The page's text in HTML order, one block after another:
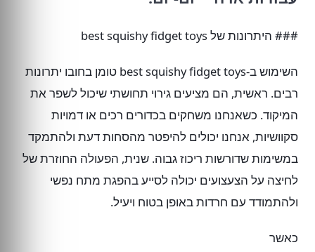
### היתרונות של best squishy fidget toys
השימוש ב-best squishy fidget toys טומן בחובו יתרונות
רבים. ראשית, הם מציעים גירוי תחושתי שיכול לשפר את
המיקוד. כשאנחנו משחקים בכדורים רכים או דמויות
סקוושיות, אנחנו יכולים להיפטר מהסחות דעת ולהתמקד
במשימות שדורשות ריכוז גבוה. שנית, הפעולה החוזרת של
לחיצה על הצעצועים יכולה לסייע בהפגת מתח נפשי
ולהתמודד עם חרדות באופן בטוח ויעיל.
כאשר